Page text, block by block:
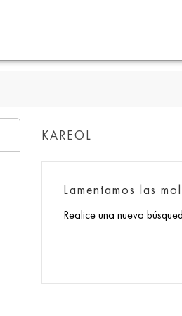
KAREOL
Lamentamos las
Realice una nueva